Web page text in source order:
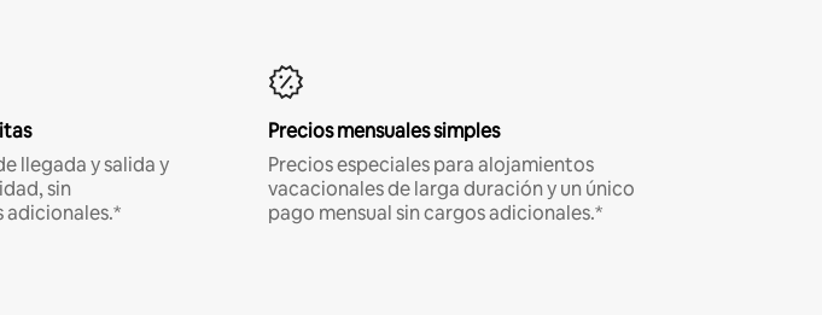
llegada y salida y
sin
Precios mensuales simples
Precios especiales para alojamientos
vacacionales de larga duración y un único
pago mensual sin cargos adicionales.*